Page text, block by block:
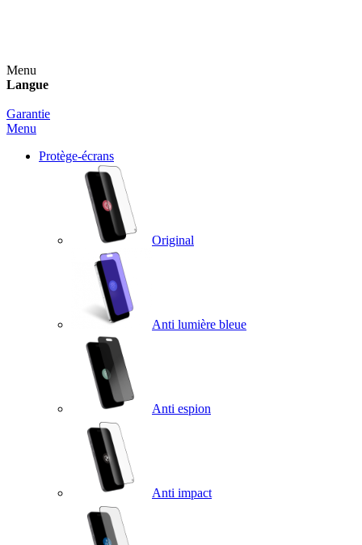
Menu
Langue
Garantie
Menu
Protège-écrans
Original
Anti lumière bleue
Anti espion
Anti impact